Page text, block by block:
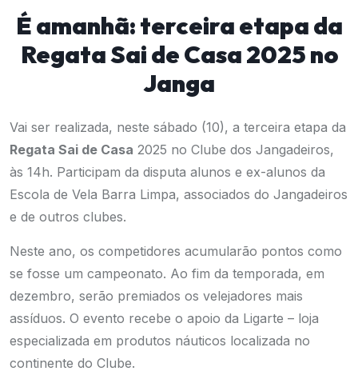
É amanhã: terceira etapa da
Regata Sai de Casa 2025 no
Janga
Vai ser realizada, neste sábado (10), a terceira etapa da
Regata Sai de Casa 2025 no Clube dos Jangadeiros,
às 14h. Participam da disputa alunos e ex-alunos da
Escola de Vela Barra Limpa, associados do Jangadeiros
e de outros clubes.
Neste ano, os competidores acumularão pontos como
se fosse um campeonato. Ao fim da temporada, em
dezembro, serão premiados os velejadores mais
assíduos. O evento recebe o apoio da Ligarte – loja
especializada em produtos náuticos localizada no
continente do Clube.